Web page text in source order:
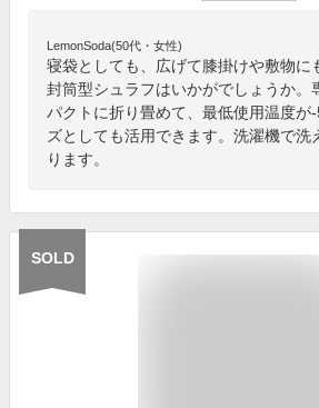
LemonSoda(50代・女性)
寝袋としても、広げて膝掛けや敷物に
封筒型シュラフはいかがでしょうか。
パクトに折り畳めて、最低使用温度が
ズとしても活用できます。洗濯機で洗
ります。
SOLD